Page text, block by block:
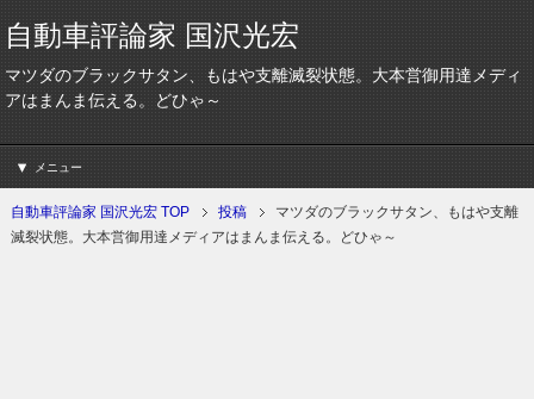
自動車評論家 国沢光宏
マツダのブラックサタン、もはや支離滅裂状態。大本営御用達メディ
アはまんま伝える。どひゃ～
メニュー
自動車評論家 国沢光宏 TOP 投稿
マツダのブラックサタン、もはや支離
滅裂状態。大本営御用達メディアはまんま伝える。どひゃ～